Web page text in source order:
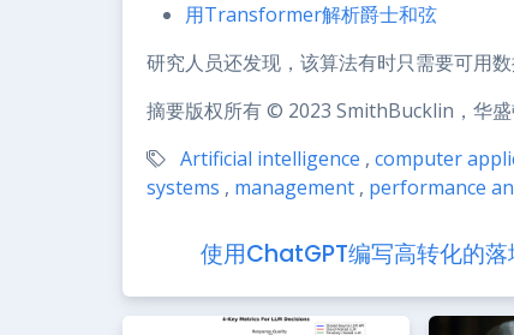
用Transformer解析爵士和弦
研究人员还发现，该算法有时只需要可用
摘要版权所有 © 2023 SmithBucklin，华
Artificial intelligence , computer
systems , management , performance
使用ChatGPT编写高转化的落